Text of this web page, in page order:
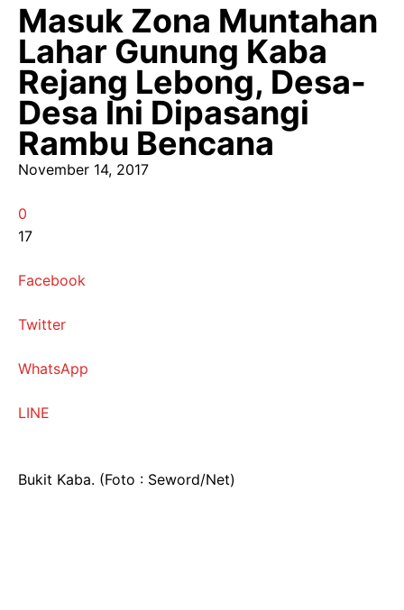
Masuk Zona Muntahan
Lahar Gunung Kaba
Rejang Lebong, Desa-
Desa Ini Dipasangi
Rambu Bencana
November 14, 2017
0
17
Facebook
Twitter
WhatsApp
LINE
Bukit Kaba. (Foto : Seword/Net)